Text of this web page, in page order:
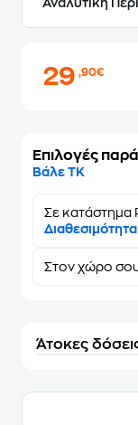
Αναλυτική
29,90€
Επιλογές
Βάλε ΤΚ
Σε κατάστημα
Στον χώρο
Άτοκες